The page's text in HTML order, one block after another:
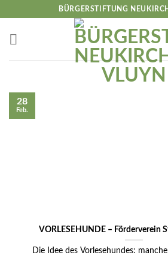
content
BÜRGERSTIFTUNG
VORLESEHUNDE – Förderverein
Die Idee des Vorlesehundes:
28
Feb.